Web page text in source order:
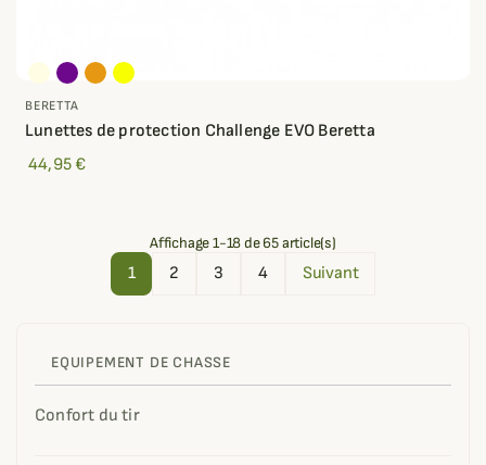
EQUIPEMENT DE CHASSE
Confort du tir
BERETTA
Lunettes de protection Challenge EVO Beretta
44,95 €
Affichage 1-18 de 65 article(s)
1 2 3 4 Suivant